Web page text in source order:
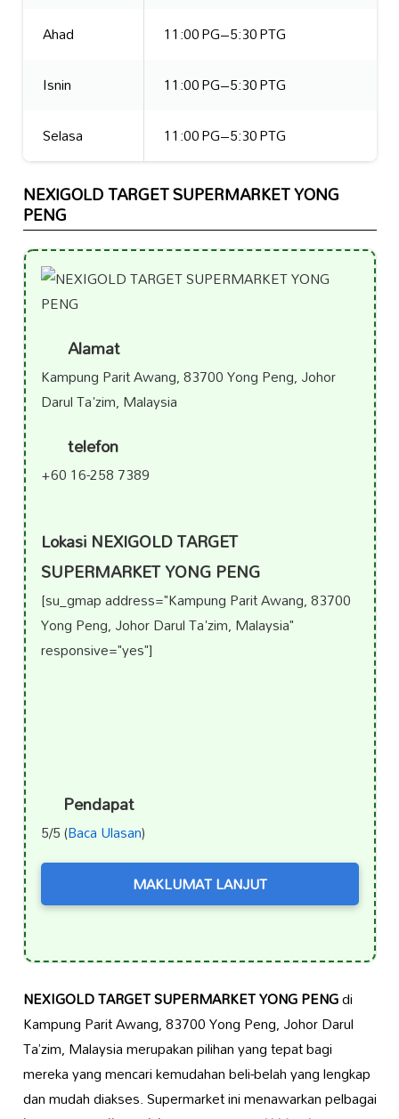
Ahad
11:00 PG–5:30 PTG
Isnin
11:00 PG–5:30 PTG
Selasa
11:00 PG–5:30 PTG
NEXIGOLD TARGET SUPERMARKET YONG
PENG
Alamat
Kampung Parit Awang, 83700 Yong Peng, Johor
Darul Ta'zim, Malaysia
telefon
+60 16-258 7389
Lokasi NEXIGOLD TARGET
SUPERMARKET YONG PENG
[su_gmap address="Kampung Parit Awang, 83700
Yong Peng, Johor Darul Ta'zim, Malaysia"
responsive="yes"]
Pendapat
5/5 (Baca Ulasan)
MAKLUMAT LANJUT
NEXIGOLD TARGET SUPERMARKET YONG PENGdi
Kampung Parit Awang, 83700 Yong Peng, Johor Darul
Ta’zim, Malaysia merupakan pilihan yang tepat bagi
mereka yang mencari kemudahan beli-belah yang lengkap
dan mudah diakses. Supermarket ini menawarkan pelbagai